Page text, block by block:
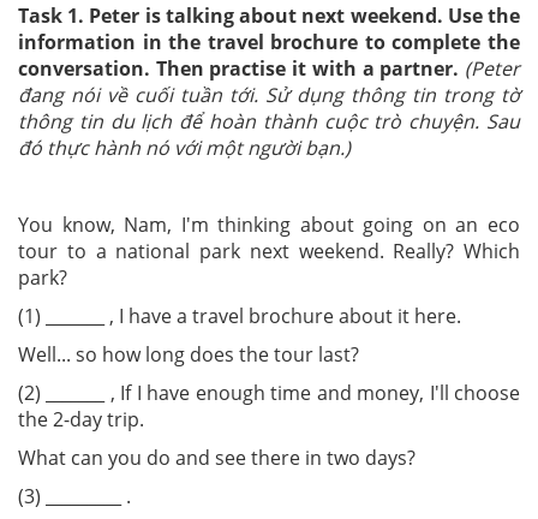
Task 1. Peter is talking about next weekend. Use the
information in the travel brochure to complete the
conversation. Then practise it with a partner. (Peter
đang nói về cuối tuần tới. Sử dụng thông tin trong tờ
thông tin du lịch để hoàn thành cuộc trò chuyện. Sau
đó thực hành nó với một người bạn.)
You know, Nam, I'm thinking about going on an eco
tour to a national park next weekend. Really? Which
park?
(1) _______ , I have a travel brochure about it here.
Well... so how long does the tour last?
(2) _______ , If I have enough time and money, I'll choose
the 2-day trip.
What can you do and see there in two days?
(3) _________ .